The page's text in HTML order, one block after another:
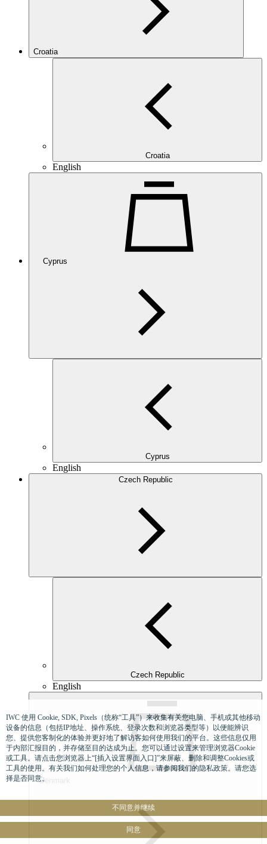
Croatia
Croatia
English
Cyprus
Cyprus
English
Czech Republic
Czech Republic
English
Denmark
IWC 使用 Cookie, SDK, Pixels（统称“工具”）来收集有关您电脑、手机或其他移动
设备的信息（包括IP地址、操作系统、登录次数和浏览器类型等）以便能辨识
您、提供您客制化的体验并更好地了解访客如何使用我们的平台。这些信息仅用
于内部汇报目的，并存储至目的达成为止。您可以通过设置来管理浏览器Cookie
或工具。请点击您浏览器上“[插入设置界面入口]”来屏蔽、删除和调整Cookies或
工具的使用。有关我们如何处理您的个人信息，请参阅我们的隐私政策。请您选
择是否同意。
不同意并继续
同意